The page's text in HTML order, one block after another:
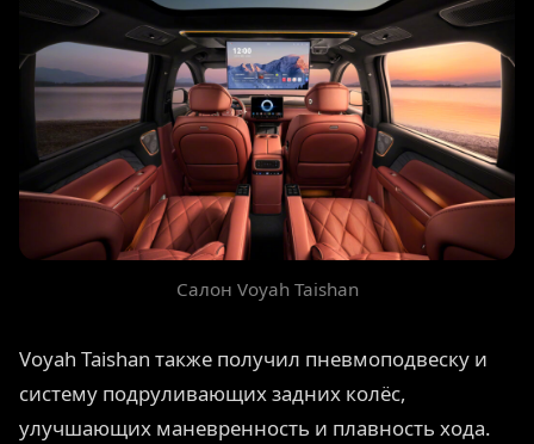
Салон Voyah Taishan
Voyah Taishan также получил пневмоподвеску и
систему подруливающих задних колёс,
улучшающих маневренность и плавность хода.